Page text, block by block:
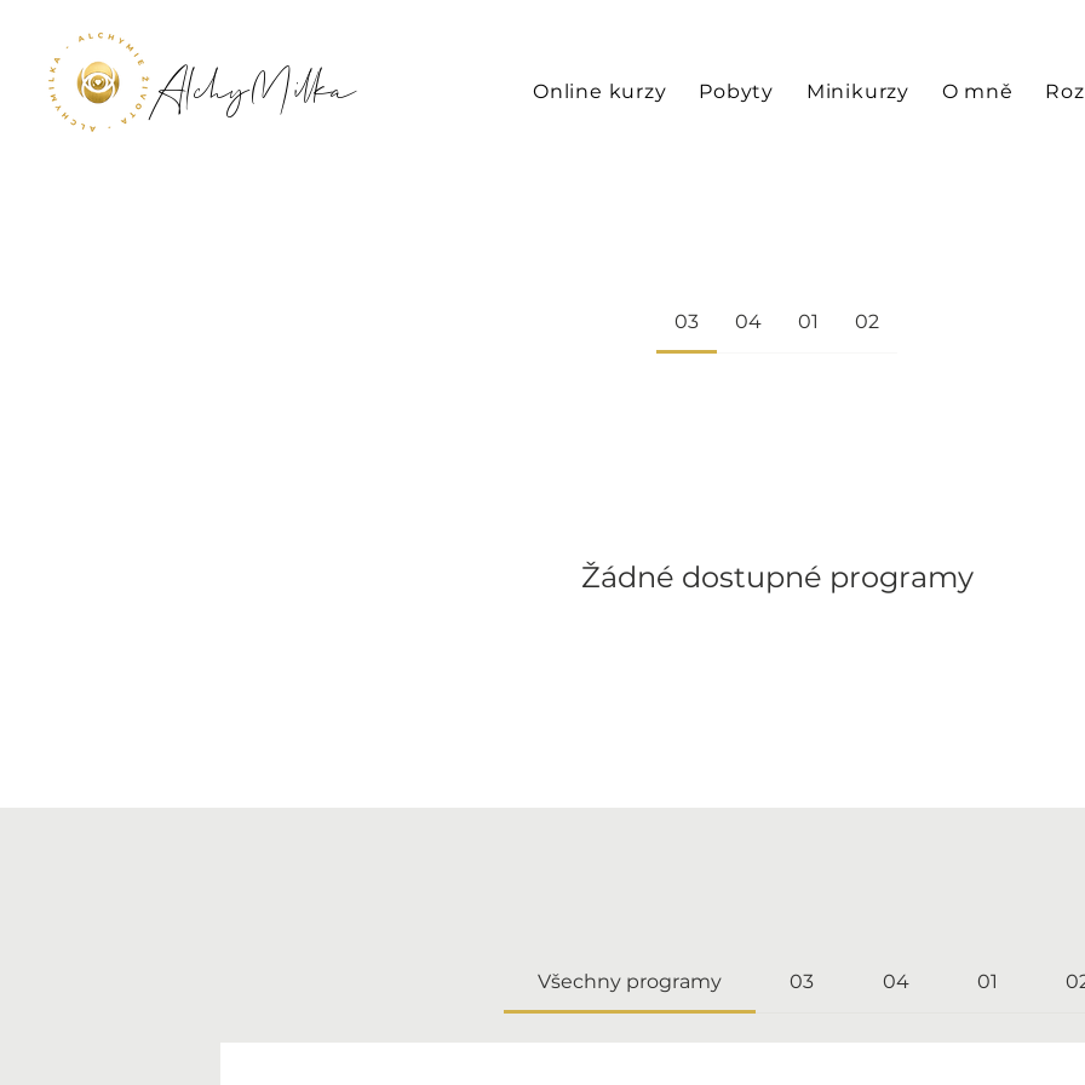
AlchyMilka Online kurzy Pobyty Minikurzy O mně
03 04 01 02
Žádné dostupné programy
Všechny programy 03 04 01